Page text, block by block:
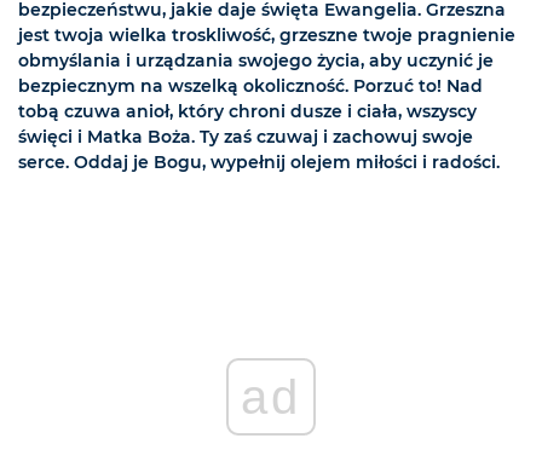
bezpieczeństwu, jakie daje święta Ewangelia. Grzeszna
jest twoja wielka troskliwość, grzeszne twoje pragnienie
obmyślania i urządzania swojego życia, aby uczynić je
bezpiecznym na wszelką okoliczność. Porzuć to! Nad
tobą czuwa anioł, który chroni dusze i ciała, wszyscy
święci i Matka Boża. Ty zaś czuwaj i zachowuj swoje
serce. Oddaj je Bogu, wypełnij olejem miłości i radości.
ad